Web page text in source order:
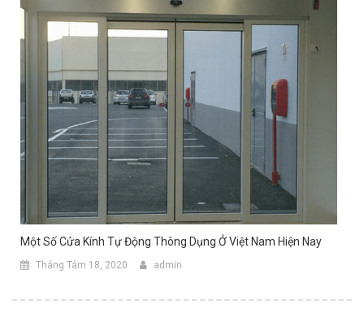
Một Số Cửa Kính Tự Động Thông Dụng Ở Việt Nam Hiện Nay
Tháng Tám 18, 2020 admin